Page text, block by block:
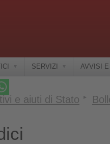
SERVIZI AVVISI
e aiuti di Stato